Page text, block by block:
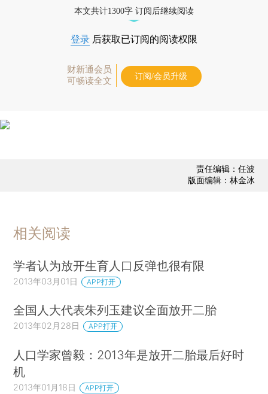
本文共计1300字 订阅后继续阅读
登录 后获取已订阅的阅读权限
财新通会员
可畅读全文
订阅/会员升级
责任编辑：任波
版面编辑：林金冰
相关阅读
学者认为放开生育人口反弹也很有限
2013年03月01日 APP打开
全国人大代表朱列玉建议全面放开二胎
2013年02月28日 APP打开
人口学家曾毅：2013年是放开二胎最后好时
机
2013年01月18日 APP打开